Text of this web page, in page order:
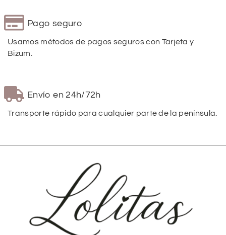
Pago seguro
Usamos métodos de pagos seguros con Tarjeta y
Bizum.
Envío en 24h/72h
Transporte rápido para cualquier parte de la península.